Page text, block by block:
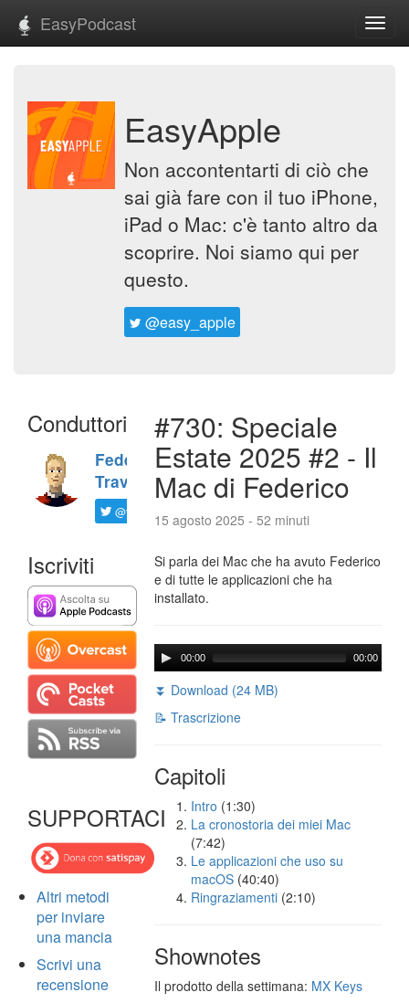
EasyPodcast
EasyApple
Non accontentarti di ciò che
sai già fare con il tuo iPhone,
iPad o Mac: c'è tanto altro da
scoprire. Noi siamo qui per
questo.
@easy_apple
Conduttori
Federico
Travaini
@ftrava
Iscriviti
SUPPORTACI
Altri metodi
per inviare
una mancia
Scrivi una
recensione
#730: Speciale
Estate 2025 #2 - Il
Mac di Federico
15 agosto 2025 - 52 minuti
Si parla dei Mac che ha avuto Federico
e di tutte le applicazioni che ha
installato.
00:00 00:00
⏬ Download (24 MB)
📝 Trascrizione
Capitoli
Intro (1:30)
La cronostoria dei miei Mac
(7:42)
Le applicazioni che uso su
macOS (40:40)
Ringraziamenti (2:10)
Shownotes
Il prodotto della settimana: MX Keys